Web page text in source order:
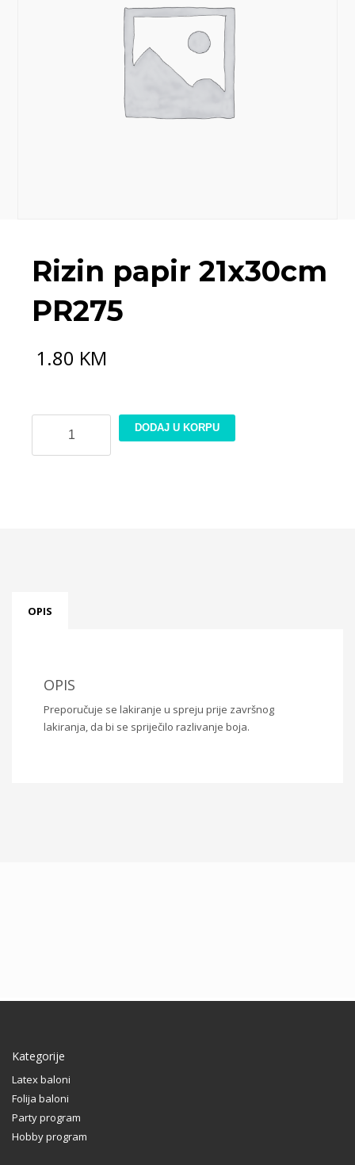
Rizin papir 21x30cm
PR275
1.80 KM
21x30cm
DODAJ U KORPU
OPIS
OPIS
Preporučuje se lakiranje u spreju prije završnog
lakiranja, da bi se spriječilo razlivanje boja.
Kategorije
Latex baloni
Folija baloni
Party program
Hobby program